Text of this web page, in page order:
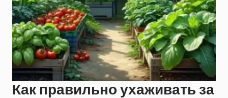
Как правильно ухаживать за